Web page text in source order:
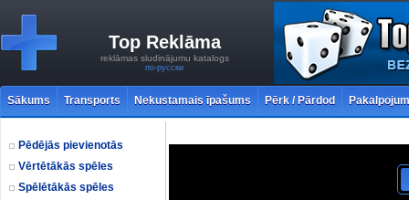
Top Reklāma
reklāmas sludinājumu katalogs
по-русски
Sākums Transports Nekustamais īpašums Pērk / Pārdod
Pēdējās pievienotās
Vērtētākās spēles
Spēlētākās spēles